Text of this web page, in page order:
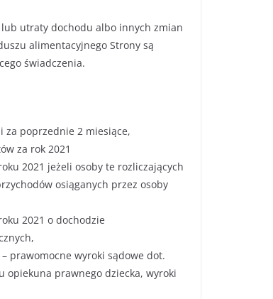
utraty dochodu albo innych zmian
alimentacyjnego Strony są
świadczenia.
za poprzednie 2 miesiące,
za rok 2021
2021 jeżeli osoby te rozliczających
osiąganych przez osoby
2021 o dochodzie
prawomocne wyroki sądowe dot.
opiekuna prawnego dziecka, wyroki